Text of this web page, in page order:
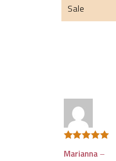
Sale
su 5
Marianna –